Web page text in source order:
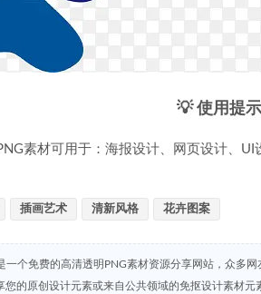
💡 使用提示
素材可用于：海报设计、网页设计、UI
插画艺术 清新风格 花卉图案
一个免费的高清透明PNG素材资源分享网站，众多
您的原创设计元素或来自公共领域的免抠设计素材